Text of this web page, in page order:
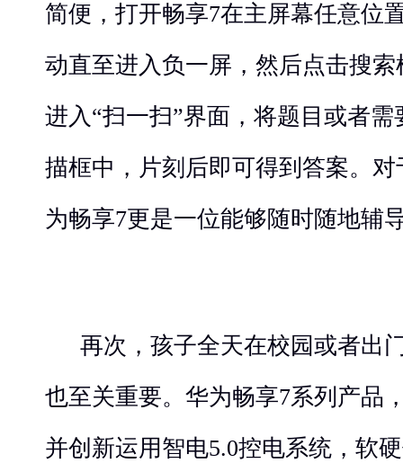
简便，打开畅享7在主屏幕任意位
动直至进入负一屏，然后点击搜
进入“扫一扫”界面，将题目或者
描框中，片刻后即可得到答案。
为畅享7更是一位能够随时随地辅
再次，孩子全天在校园或者出
也至关重要。华为畅享7系列产品
并创新运用智电5.0控电系统，软